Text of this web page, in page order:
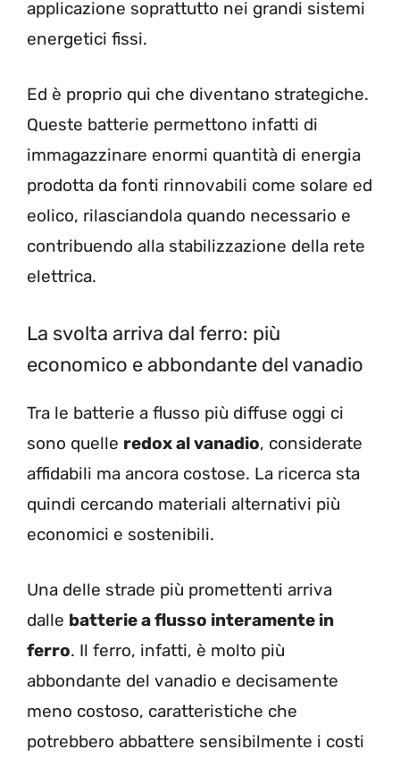
applicazione soprattutto nei grandi sistemi
energetici fissi.
Ed è proprio qui che diventano strategiche.
Queste batterie permettono infatti di
immagazzinare enormi quantità di energia
prodotta da fonti rinnovabili come solare ed
eolico, rilasciandola quando necessario e
contribuendo alla stabilizzazione della rete
elettrica.
La svolta arriva dal ferro: più
economico e abbondante del vanadio
Tra le batterie a flusso più diffuse oggi ci
sono quelle redox al vanadio, considerate
affidabili ma ancora costose. La ricerca sta
quindi cercando materiali alternativi più
economici e sostenibili.
Una delle strade più promettenti arriva
dalle batterie a flusso interamente in
ferro. Il ferro, infatti, è molto più
abbondante del vanadio e decisamente
meno costoso, caratteristiche che
potrebbero abbattere sensibilmente i costi